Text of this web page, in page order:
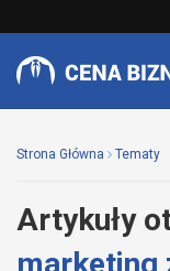
Strona Główna Tematy
Artykuły